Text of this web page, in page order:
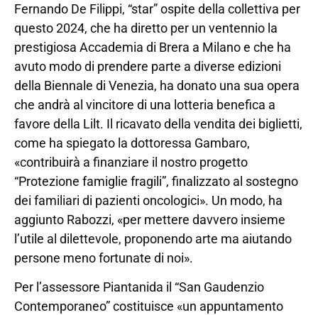
Fernando De Filippi, “star” ospite della collettiva per
questo 2024, che ha diretto per un ventennio la
prestigiosa Accademia di Brera a Milano e che ha
avuto modo di prendere parte a diverse edizioni
della Biennale di Venezia, ha donato una sua opera
che andrà al vincitore di una lotteria benefica a
favore della Lilt. Il ricavato della vendita dei biglietti,
come ha spiegato la dottoressa Gambaro,
«contribuirà a finanziare il nostro progetto
“Protezione famiglie fragili”, finalizzato al sostegno
dei familiari di pazienti oncologici». Un modo, ha
aggiunto Rabozzi, «per mettere davvero insieme
l’utile al dilettevole, proponendo arte ma aiutando
persone meno fortunate di noi».
Per l’assessore Piantanida il “San Gaudenzio
Contemporaneo” costituisce «un appuntamento